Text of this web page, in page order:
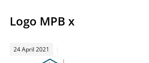
Logo MPB x
24 April 2021